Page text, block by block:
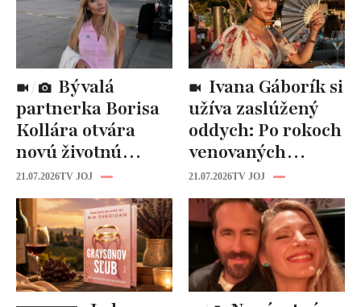
partnerka Borisa
Kollára otvára
novú životnú
kapitolu: Laura
Vizváryová ide
pomáhať ženám
21.07.2026TV JOJ
užíva zaslúžený
oddych: Po rokoch
venovaných
rodine prišiel čas
na seba
21.07.2026TV JOJ